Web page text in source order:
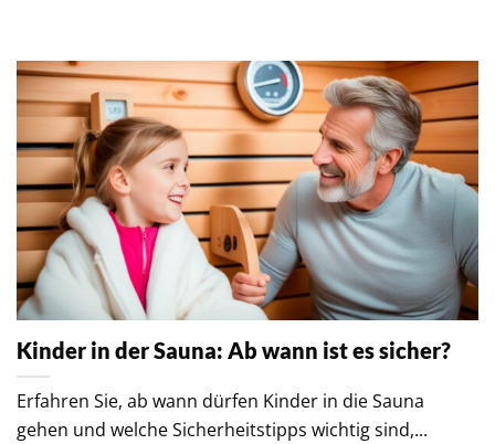
Kinder in der Sauna: Ab wann ist es sicher?
Erfahren Sie, ab wann dürfen Kinder in die Sauna
gehen und welche Sicherheitstipps wichtig sind,...